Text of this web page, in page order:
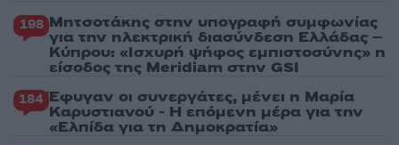
198 Μητσοτάκης στην υπογραφή συμφωνίας
για την ηλεκτρική διασύνδεση Ελλάδας –
Κύπρου: «Ισχυρή ψήφος εμπιστοσύνης» η
είσοδος της Meridiam στην GSI
184 Έφυγαν οι συνεργάτες, μένει η Μαρία
Καρυστιανού - Η επόμενη μέρα για την
«Ελπίδα για τη Δημοκρατία»